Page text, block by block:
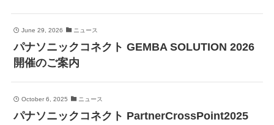
June 29, 2026 ニュース
パナソニックコネクト GEMBA SOLUTION 2026
開催のご案内
October 6, 2025 ニュース
パナソニックコネクト PartnerCrossPoint2025